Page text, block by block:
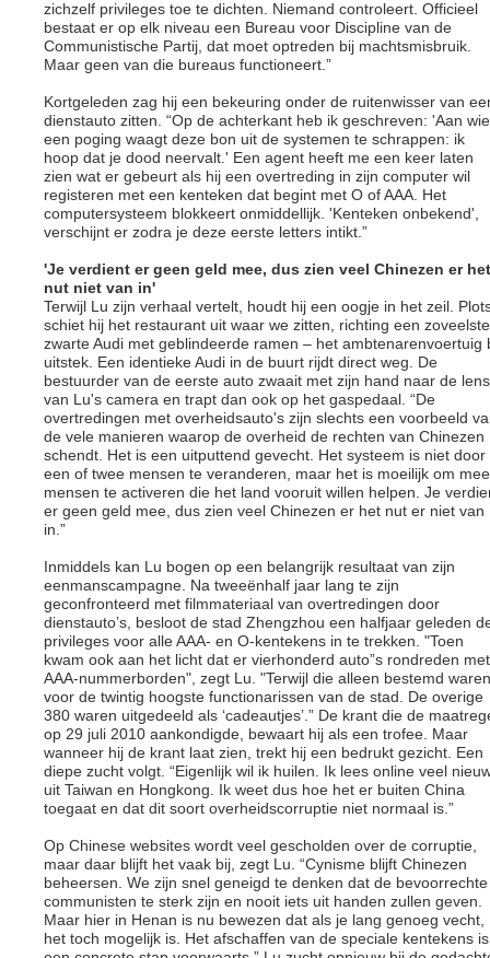
zichzelf privileges toe te dichten. Niemand controleert. Officieel
bestaat er op elk niveau een Bureau voor Discipline van de
Communistische Partij, dat moet optreden bij machtsmisbruik.
Maar geen van die bureaus functioneert.”
Kortgeleden zag hij een bekeuring onder de ruitenwisser van
dienstauto zitten. “Op de achterkant heb ik geschreven: 'Aan wie
een poging waagt deze bon uit de systemen te schrappen: ik
hoop dat je dood neervalt.' Een agent heeft me een keer laten
zien wat er gebeurt als hij een overtreding in zijn computer wil
registeren met een kenteken dat begint met O of AAA. Het
computersysteem blokkeert onmiddellijk. 'Kenteken onbekend',
verschijnt er zodra je deze eerste letters intikt.”
'Je verdient er geen geld mee, dus zien veel Chinezen er het
nut niet van in'
Terwijl Lu zijn verhaal vertelt, houdt hij een oogje in het zeil.
schiet hij het restaurant uit waar we zitten, richting een zoveelste
zwarte Audi met geblindeerde ramen – het ambtenarenvoertuig
uitstek. Een identieke Audi in de buurt rijdt direct weg. De
bestuurder van de eerste auto zwaait met zijn hand naar de lens
van Lu's camera en trapt dan ook op het gaspedaal. “De
overtredingen met overheidsauto's zijn slechts een voorbeeld
de vele manieren waarop de overheid de rechten van Chinezen
schendt. Het is een uitputtend gevecht. Het systeem is niet door
een of twee mensen te veranderen, maar het is moeilijk om
mensen te activeren die het land vooruit willen helpen. Je
er geen geld mee, dus zien veel Chinezen er het nut er niet van
in.”
Inmiddels kan Lu bogen op een belangrijk resultaat van zijn
eenmanscampagne. Na tweeënhalf jaar lang te zijn
geconfronteerd met filmmateriaal van overtredingen door
dienstauto’s, besloot de stad Zhengzhou een halfjaar geleden
privileges voor alle AAA- en O-kentekens in te trekken. "Toen
kwam ook aan het licht dat er vierhonderd auto”s rondreden met
AAA-nummerborden", zegt Lu. "Terwijl die alleen bestemd waren
voor de twintig hoogste functionarissen van de stad. De overige
380 waren uitgedeeld als ‘cadeautjes’.” De krant die de
op 29 juli 2010 aankondigde, bewaart hij als een trofee. Maar
wanneer hij de krant laat zien, trekt hij een bedrukt gezicht. Een
diepe zucht volgt. “Eigenlijk wil ik huilen. Ik lees online veel
uit Taiwan en Hongkong. Ik weet dus hoe het er buiten China
toegaat en dat dit soort overheidscorruptie niet normaal is.”
Op Chinese websites wordt veel gescholden over de corruptie,
maar daar blijft het vaak bij, zegt Lu. “Cynisme blijft Chinezen
beheersen. We zijn snel geneigd te denken dat de bevoorrechte
communisten te sterk zijn en nooit iets uit handen zullen geven.
Maar hier in Henan is nu bewezen dat als je lang genoeg vecht,
het toch mogelijk is. Het afschaffen van de speciale kentekens is